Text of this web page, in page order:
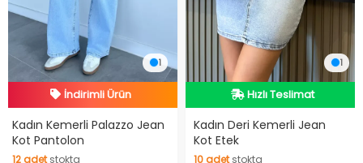
1
İndirimli Ürün
Hızlı Teslimat
İndirimli Ürün
Kadın Kemerli Palazzo Jean
Kot Pantolon
12adetstokta
1
Hızlı Teslimat
Hızlı Teslimat
Kadın Deri Kemerli Jean
Kot Etek
10adetstokta